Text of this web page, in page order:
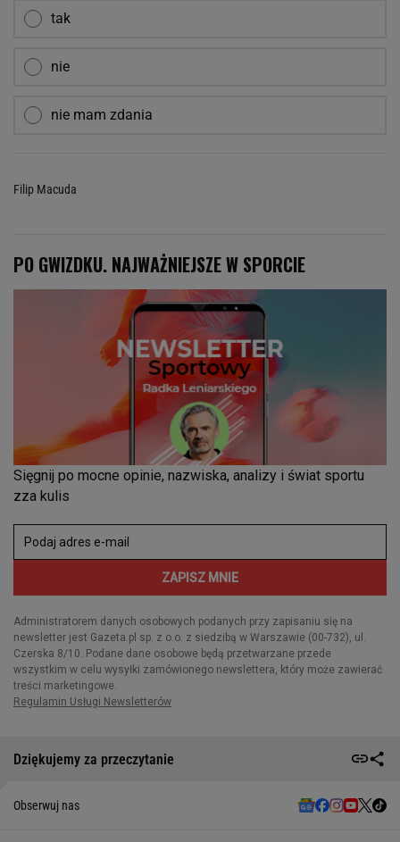
tak
nie
nie mam zdania
Filip Macuda
Dziękujemy za przeczytanie
Obserwuj nas